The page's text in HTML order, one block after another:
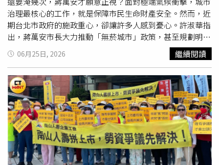
有成果，感情與財運，也都要先修補漏洞、穩住基本盤再
說，與其想硬幹，不如先整頓內部、補足資源、等待時機成
熟，否則容易白忙一場，看不到真正結果。
房市率先反轉後，資金全面轉進股市，推升台股漲至12,682
點歷史高峰，最終在股市崩盤後引發股房雙跌。雖然今天的
產業環境與金融體系遠較當年健全，但資金過度集中於單一
市場的風險，仍值得高度警惕，限貸後遺症開始浮現。換屋
與高價市場受不當政策壓制，造成市場機能逐漸失衡，累積
反彈能量政策限貸，首先受到衝擊的是換屋市場。許多家庭
原本希望透過出售舊屋換購新屋，卻因貸款限制而進退兩
難。其次是高價住宅市場，高資產族群與企業主的資產配置
需求受到壓抑，使高價住宅交易長期停滯。第三則是建商推
案趨於保守。在限貸、缺工、缺料與高成本環境下，建商開
始縮減推案規模與購地速度。短期看似抑制供給，但長期卻
可能導致未來供給不足。換言之，政策雖然降低市場熱度，
卻也同時削弱市場正常運作功能。「經濟、通膨、資金、需
治理最核心的工作，就是保障市民生命財產安全。然而，近
期台北市政府的施政重心，卻讓許多人感到憂心。許淑華指
出，蔣萬安市長大力推動「無菸城市」政策，甚至規劃明年
編列至少1億元經費建置與維護相關設施。還傳出需要跨局
處大量調派人力支援稽查，連健康服務中心、捷運局、停管
處等單位都可能被動員，造成基層人員負擔沉重，也讓不少
市民質疑市府是否錯置施政優先順序。許淑華續指，相較之
下，攸關市民生命財產安全的治水工程與防災整備，卻遲遲
看不到相對應的決心與成效。上週超大豪雨襲擊台北市，不
只是信義區再度傳出淹水災情，公館地區、衡陽路等地也出
現道路積淹水情形，內湖部分地區甚至出現半台汽車泡在水
中的畫面。許多市民在社群平台分享所在地區淹水狀況，部
分水溝周邊更再次出現大量蟑螂四處竄逃，甚至在積水中載
06月25日, 2026 繼續閱讀